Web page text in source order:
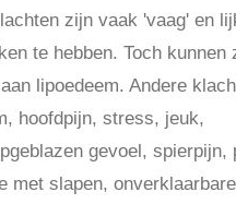
zijn vaak 'vaag' en
te hebben. Toch kunnen
lipoedeem. Andere
hoofdpijn, stress, jeuk,
gevoel, spierpijn,
met slapen, onverklaarbare